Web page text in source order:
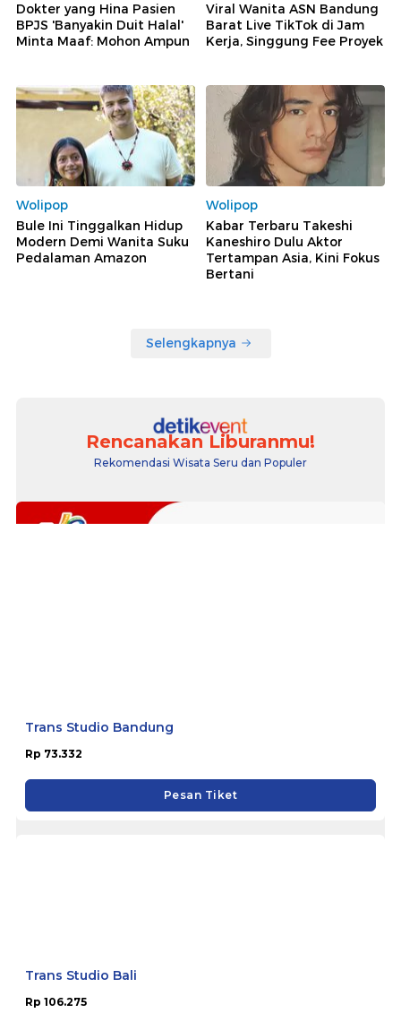
Dokter yang Hina Pasien
BPJS 'Banyakin Duit Halal'
Minta Maaf: Mohon Ampun
Viral Wanita ASN Bandung
Barat Live TikTok di Jam
Kerja, Singgung Fee Proyek
Wolipop
Bule Ini Tinggalkan Hidup
Modern Demi Wanita Suku
Pedalaman Amazon
Wolipop
Kabar Terbaru Takeshi
Kaneshiro Dulu Aktor
Tertampan Asia, Kini Fokus
Bertani
Selengkapnya
Rencanakan Liburanmu!
Rekomendasi Wisata Seru dan Populer
Trans Studio Bandung
Rp 73.332
Pesan Tiket